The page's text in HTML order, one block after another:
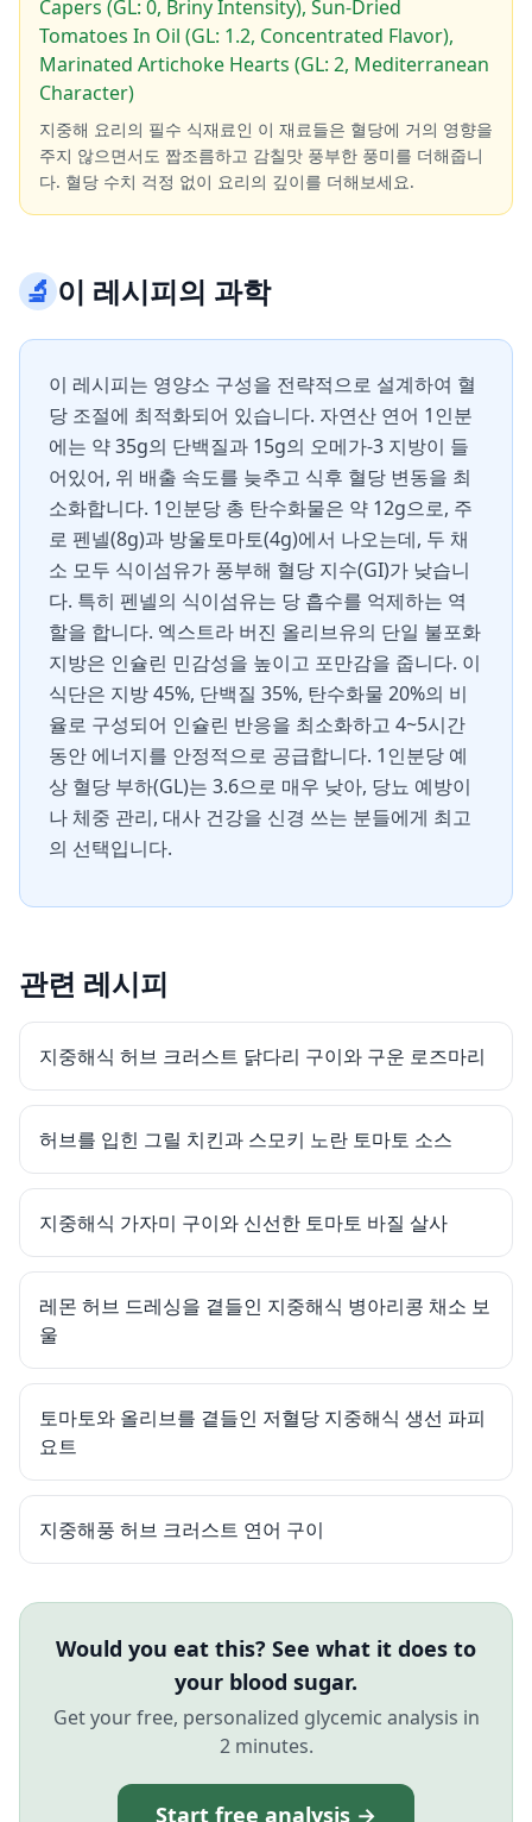
Capers (GL: 0, Briny Intensity), Sun-Dried
Tomatoes In Oil (GL: 1.2, Concentrated Flavor),
Marinated Artichoke Hearts (GL: 2, Mediterranean
Character)
지중해 요리의 필수 식재료인 이 재료들은 혈당에 거의 영향을
주지 않으면서도 짭조름하고 감칠맛 풍부한 풍미를 더해줍니
다. 혈당 수치 걱정 없이 요리의 깊이를 더해보세요.
🔬이 레시피의 과학
이 레시피는 영양소 구성을 전략적으로 설계하여 혈
당 조절에 최적화되어 있습니다. 자연산 연어 1인분
에는 약 35g의 단백질과 15g의 오메가-3 지방이 들
어있어, 위 배출 속도를 늦추고 식후 혈당 변동을 최
소화합니다. 1인분당 총 탄수화물은 약 12g으로, 주
로 펜넬(8g)과 방울토마토(4g)에서 나오는데, 두 채
소 모두 식이섬유가 풍부해 혈당 지수(GI)가 낮습니
다. 특히 펜넬의 식이섬유는 당 흡수를 억제하는 역
할을 합니다. 엑스트라 버진 올리브유의 단일 불포화
지방은 인슐린 민감성을 높이고 포만감을 줍니다. 이
식단은 지방 45%, 단백질 35%, 탄수화물 20%의 비
율로 구성되어 인슐린 반응을 최소화하고 4~5시간
동안 에너지를 안정적으로 공급합니다. 1인분당 예
상 혈당 부하(GL)는 3.6으로 매우 낮아, 당뇨 예방이
나 체중 관리, 대사 건강을 신경 쓰는 분들에게 최고
의 선택입니다.
관련 레시피
지중해식 허브 크러스트 닭다리 구이와 구운 로즈마리
허브를 입힌 그릴 치킨과 스모키 노란 토마토 소스
지중해식 가자미 구이와 신선한 토마토 바질 살사
레몬 허브 드레싱을 곁들인 지중해식 병아리콩 채소 보
울
토마토와 올리브를 곁들인 저혈당 지중해식 생선 파피
요트
지중해풍 허브 크러스트 연어 구이
Would you eat this? See what it does to
your blood sugar.
Get your free, personalized glycemic analysis in
2 minutes.
Start free analysis →